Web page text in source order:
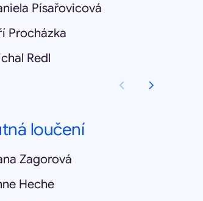
Písařovicová
Procházka
Redl
loučení
Zagorová
Heche